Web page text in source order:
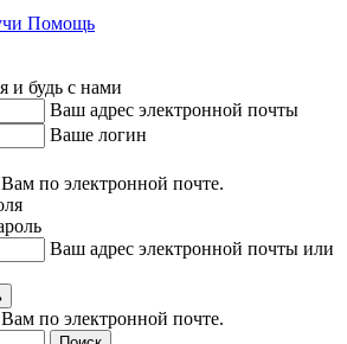
Помощь
и будь с нами
Ваш адрес электронной почты
Ваше логин
по электронной почте.
Ваш адрес электронной почты или
по электронной почте.